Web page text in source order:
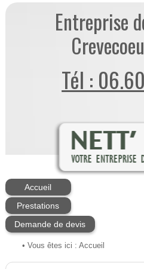
Entreprise
Tél :
Accueil
Prestations
Demande de devis
• Vous êtes ici : Accueil